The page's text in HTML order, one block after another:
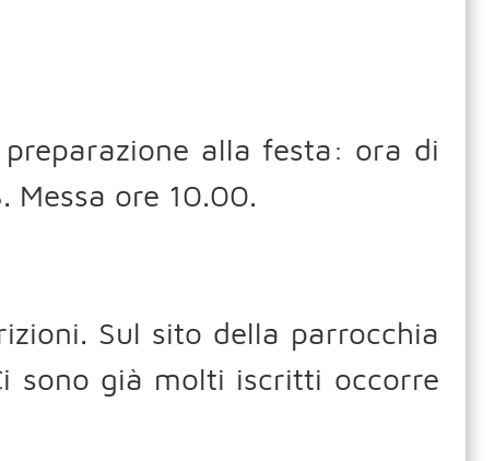
alla festa: ora di
Messa ore 10.00.
Sul sito della parrocchia
sono già molti iscritti occorre